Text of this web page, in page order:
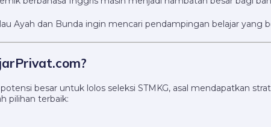
Ayah dan Bunda ingin mencari pendampingan belajar yang
besar untuk lolos seleksi STMKG, asal mendapatkan
pilihan terbaik: